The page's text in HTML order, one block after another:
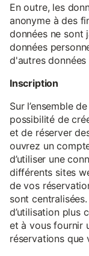
En outre, les
anonyme à des
données ne sont
données
d'autres
Inscription
Sur l’ensemble
possibilité de
et de réserver
ouvrez un
d’utiliser une
différents sites
de vos
sont
d’utilisation plus
et à vous fournir
réservations que